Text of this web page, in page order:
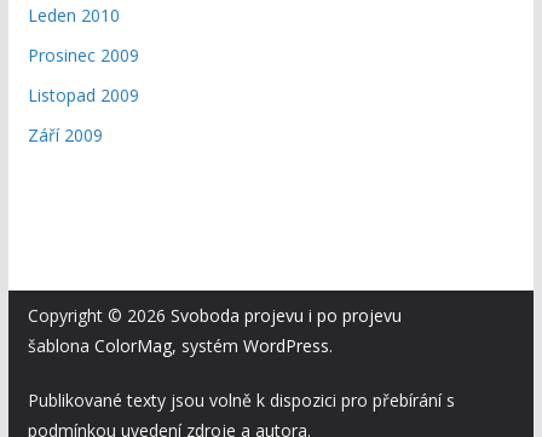
Leden 2010
Prosinec 2009
Listopad 2009
Září 2009
Copyright © 2026 Svoboda projevu i po projevu
šablona ColorMag, systém WordPress.
Publikované texty jsou volně k dispozici pro přebírání s
podmínkou uvedení zdroje a autora.